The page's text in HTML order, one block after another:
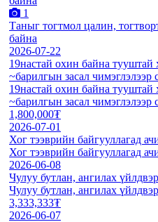
1
Таныг тогтмол цалин,
байна
2026-07-22
19настай охин байна
~барилгын засал
19настай охин байна
~барилгын засал
1,800,000₮
2026-07-01
Хог тээврийн байгууллагад
Хог тээврийн байгууллагад
2026-06-08
Чулуу бутлан, ангилах
Чулуу бутлан, ангилах
3,333,333₮
2026-06-07